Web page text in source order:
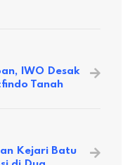
IWO Desak
Tanah
Kejari Batu